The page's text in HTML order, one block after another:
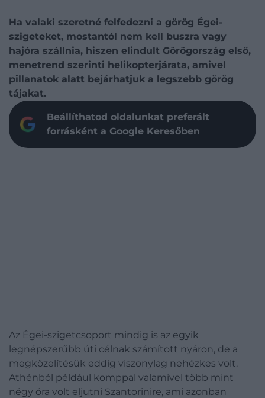
Ha valaki szeretné felfedezni a görög Égei-
szigeteket, mostantól nem kell buszra vagy
hajóra szállnia, hiszen elindult Görögország első,
menetrend szerinti helikopterjárata, amivel
pillanatok alatt bejárhatjuk a legszebb görög
tájakat.
Beállíthatod oldalunkat preferált
forrásként a Google Keresőben
Az Égei-szigetcsoport mindig is az egyik
legnépszerűbb úti célnak számított nyáron, de a
megközelítésük eddig viszonylag nehézkes volt.
Athénból például komppal valamivel több mint
négy óra volt eljutni Szantorinire, ami azonban